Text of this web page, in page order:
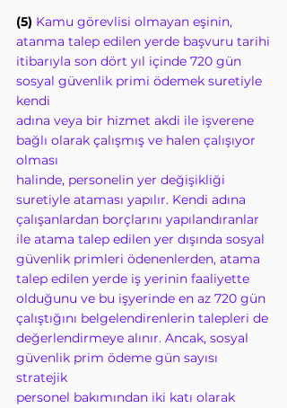
(5) Kamu görevlisi olmayan eşinin,
atanma talep edilen yerde başvuru tarihi
itibarıyla son dört yıl içinde 720 gün
sosyal güvenlik primi ödemek suretiyle
kendi
adına veya bir hizmet akdi ile işverene
bağlı olarak çalışmış ve halen çalışıyor
olması
halinde, personelin yer değişikliği
suretiyle ataması yapılır. Kendi adına
çalışanlardan borçlarını yapılandıranlar
ile atama talep edilen yer dışında sosyal
güvenlik primleri ödenenlerden, atama
talep edilen yerde iş yerinin faaliyette
olduğunu ve bu işyerinde en az 720 gün
çalıştığını belgelendirenlerin talepleri de
değerlendirmeye alınır. Ancak, sosyal
güvenlik prim ödeme gün sayısı
stratejik
personel bakımından iki katı olarak